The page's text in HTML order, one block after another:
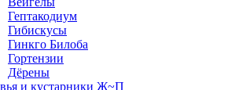
Гептакодиум
Гибискусы
Гинкго Билоба
Гортензии
Дёрены
и кустарники Ж~П